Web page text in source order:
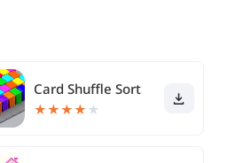
Card Shuffle Sort
★★★★ ★